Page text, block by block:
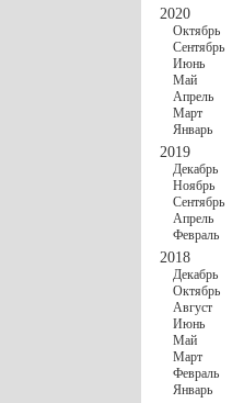
2020
Октябрь
Сентябрь
Июнь
Май
Апрель
Март
Январь
2019
Декабрь
Ноябрь
Сентябрь
Апрель
Февраль
2018
Декабрь
Октябрь
Август
Июнь
Май
Март
Февраль
Январь